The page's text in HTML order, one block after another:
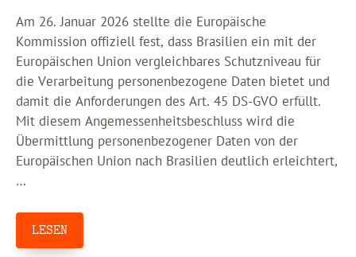
Am 26. Januar 2026 stellte die Europäische
Kommission offiziell fest, dass Brasilien ein mit der
Europäischen Union vergleichbares Schutzniveau für
die Verarbeitung personenbezogene Daten bietet und
damit die Anforderungen des Art. 45 DS-GVO erfüllt.
Mit diesem Angemessenheitsbeschluss wird die
Übermittlung personenbezogener Daten von der
Europäischen Union nach Brasilien deutlich erleichtert,
…
LESEN